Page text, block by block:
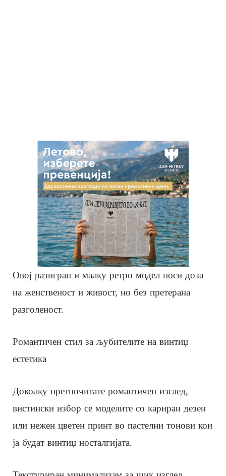
Овој разигран и малку ретро модел носи доза
на женственост и живост, но без претерана
разголеност.
Романтичен стил за љубителите на винтиџ
естетика
Доколку претпочитате романтичен изглед,
вистински избор се моделите со кариран дезен
или нежен цветен принт во пастелни тонови кои
ја будат винтиџ носталгијата.